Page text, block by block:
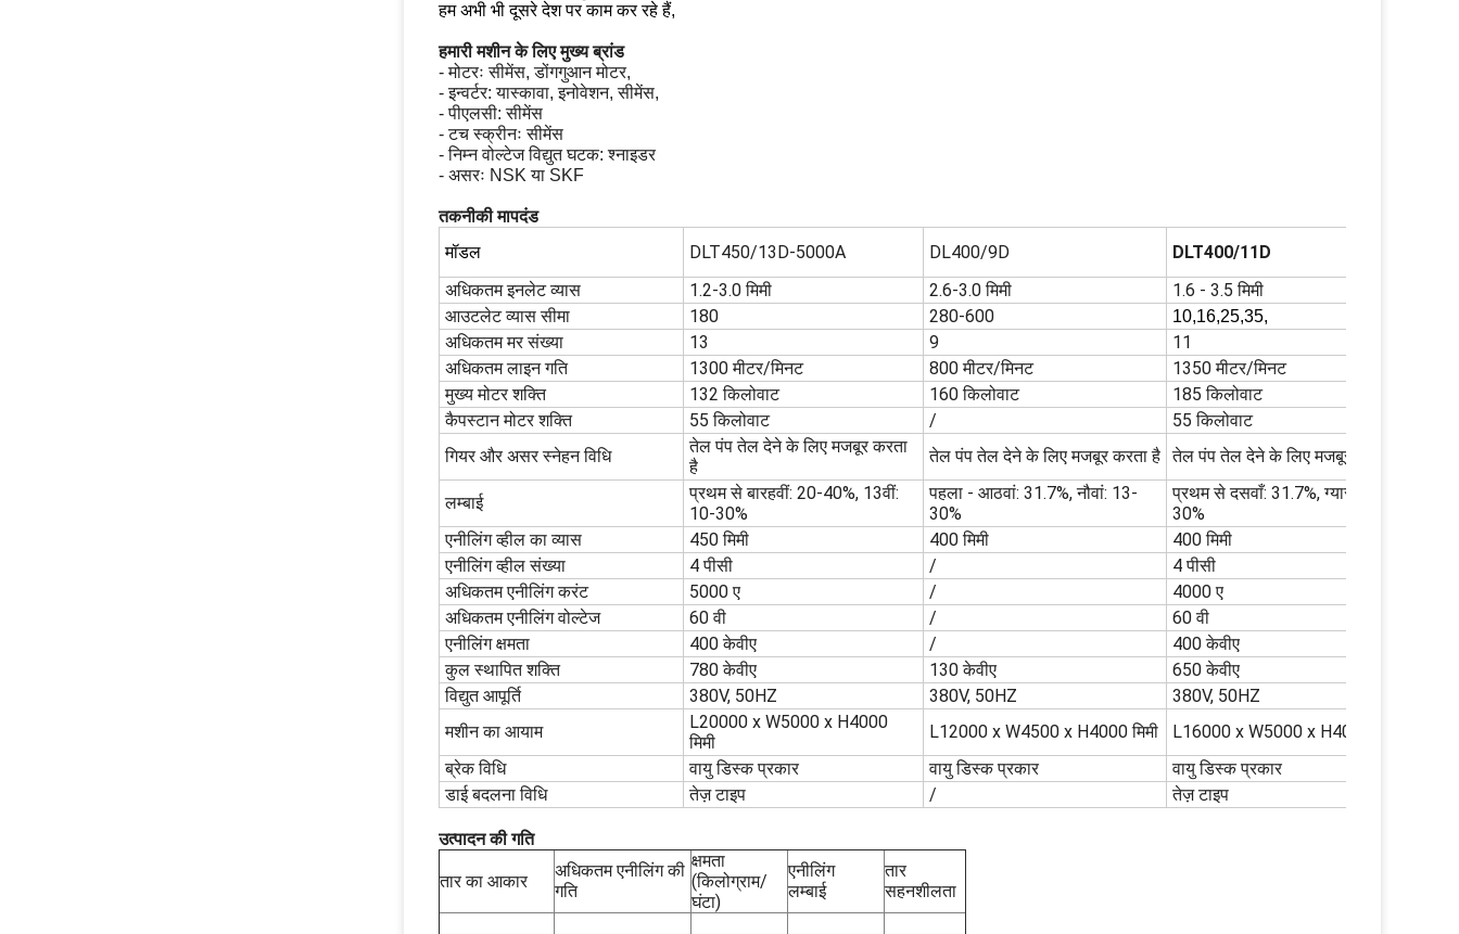
हम अभी भी दूसरे देश पर काम कर रहे हैं,
हमारी मशीन के लिए मुख्य ब्रांड
- मोटरः सीमेंस, डोंगगुआन मोटर,
- इन्वर्टर: यास्कावा, इनोवेशन, सीमेंस,
- पीएलसी: सीमेंस
- टच स्क्रीनः सीमेंस
- निम्न वोल्टेज विद्युत घटक: श्नाइडर
- असरः NSK या SKF
तकनीकी मापदंड
मॉडल
DLT450/13D-5000A DL400/9D
DLT400/11D
अधिकतम इनलेट व्यास
1.2-3.0 मिमी 2.6-3.0 मिमी
1.6 - 3.5 मिमी
आउटलेट व्यास सीमा
180 280-600 10,16,25,35,
अधिकतम मर संख्या 13 9
11
अधिकतम लाइन गति
1300 मीटर/मिनट 800 मीटर/मिनट
1350 मीटर/मिनट
मुख्य मोटर शक्ति
132 किलोवाट 160 किलोवाट
185 किलोवाट
कैपस्टान मोटर शक्ति
55 किलोवाट /
55 किलोवाट
गियर और असर स्नेहन विधि
तेल पंप तेल देने के लिए मजबूर करता
है
तेल पंप तेल देने के लिए मजबूर करता है तेल पंप तेल देने के लिए मजबूर करता है
लम्बाई
प्रथम से बारहवीं: 20-40%, 13वीं:
10-30%
पहला - आठवां: 31.7%, नौवां: 13-
30%
प्रथम से दसवाँ: 31.7%, ग्यारहवाँ: 10-
30%
एनीलिंग व्हील का व्यास
450 मिमी 400 मिमी
400 मिमी
एनीलिंग व्हील संख्या
4 पीसी /
4 पीसी
अधिकतम एनीलिंग करंट
5000 ए /
4000 ए
अधिकतम एनीलिंग वोल्टेज
60 वी /
60 वी
एनीलिंग क्षमता
400 केवीए /
400 केवीए
कुल स्थापित शक्ति
780 केवीए 130 केवीए
650 केवीए
विद्युत आपूर्ति
380V, 50HZ 380V, 50HZ
380V, 50HZ
मशीन का आयाम
L20000 x W5000 x H4000
मिमी
L12000 x W4500 x H4000 मिमी
L16000 x W5000 x H4000 मिमी
ब्रेक विधि
वायु डिस्क प्रकार वायु डिस्क प्रकार
वायु डिस्क प्रकार
डाई बदलना विधि
तेज़ टाइप / तेज़ टाइप
उत्पादन की गति
तार का आकार
अधिकतम एनीलिंग की
गति
क्षमता
(किलोग्राम/
घंटा)
एनीलिंग
लम्बाई
तार
सहनशीलता